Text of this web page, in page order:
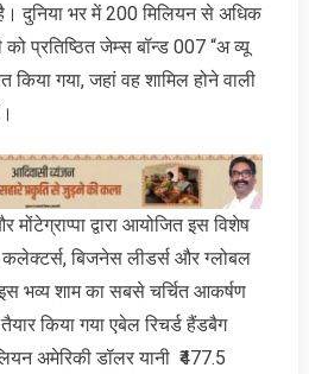
दुनिया भर में 200 मिलियन से अधिक
को प्रतिष्ठित जेम्स बॉन्ड 007 “अ व्यू
गया, जहां वह शामिल होने वाली
मोंटेग्राप्पा द्वारा आयोजित इस विशेष
कलेक्टर्स, बिजनेस लीडर्स और ग्लोबल
भव्य शाम का सबसे चर्चित आकर्षण
किया गया एबेल रिचर्ड हैंडबैग
अमेरिकी डॉलर यानी ₹477.5